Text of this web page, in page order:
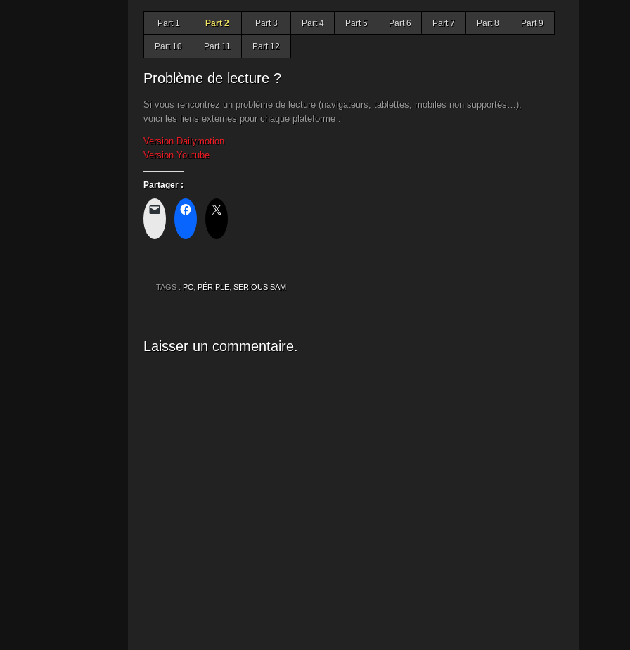
Part 1 Part 2 Part 3 Part 4 Part 5 Part 6 Part 7 Part 8 Part 9
Part 10 Part 11 Part 12
Problème de lecture ?
Si vous rencontrez un problème de lecture (navigateurs, tablettes, mobiles non supportés…),
voici les liens externes pour chaque plateforme :
Version Dailymotion
Version Youtube
Partager :
TAGS : PC PÉRIPLE SERIOUS SAM
Laisser un commentaire.